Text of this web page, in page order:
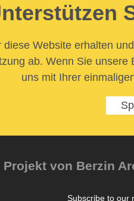
diese Website erhalten
ab. Wenn Sie
uns mit Ihrer
von Berzin
Subscribe to our